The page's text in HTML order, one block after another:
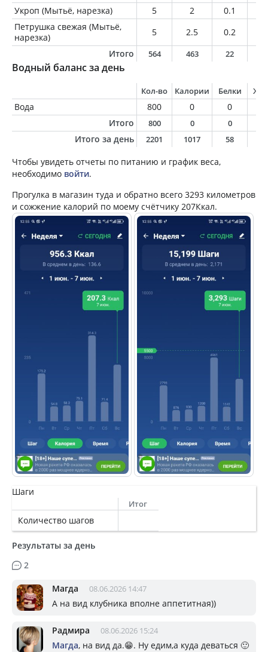
Укроп (Мытьё, нарезка)
5 2 0.1
Петрушка свежая (Мытьё,
нарезка)
5 2.5 0.2
Итого
564 463 22
Водный баланс за день
Кол-во Калории Белки
Вода 800 0 0
Итого
800 0 0
Итого за день 2201 1017 58
Чтобы увидеть отчеты по питанию и график веса,
необходимо войти.
Прогулка в магазин туда и обратно всего 3293 километров
и сожжение калорий по моему счётчику 207Ккал.
Шаги
Итог
Количество шагов
Результаты за день
2
Магда 08.06.2026 14:47
А на вид клубника вполне аппетитная))
Радмира 08.06.2026 15:24
Магда, на вид да.😁. Ну едим,а куда деваться 🙂